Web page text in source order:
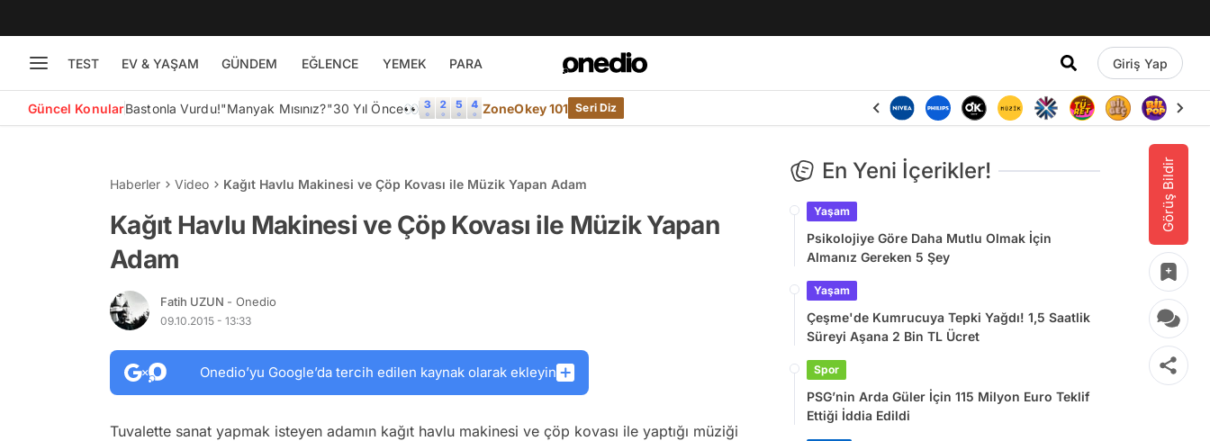
TEST EV & YAŞAM GÜNDEM EĞLENCE YEMEK PARA Giriş Yap
Güncel KonularBastonla Vurdu!"Manyak Mısınız?"30 Yıl Önce👀 ZoneOkey 101 Seri Diz
Görüş Bildir
Haberler Video Kağıt Havlu Makinesi ve Çöp Kovası ile Müzik Yapan Adam
Kağıt Havlu Makinesi ve Çöp Kovası ile Müzik Yapan
Adam
Fatih UZUN - Onedio
09.10.2015 - 13:33
Onedio’yu Google’da tercih edilen kaynak olarak ekleyin
Tuvalette sanat yapmak isteyen adamın kağıt havlu makinesi ve çöp kovası ile yaptığı müziği
En Yeni İçerikler!
Yaşam
Psikolojiye Göre Daha Mutlu Olmak İçin
Almanız Gereken 5 Şey
Yaşam
Çeşme'de Kumrucuya Tepki Yağdı! 1,5 Saatlik
Süreyi Aşana 2 Bin TL Ücret
Spor
PSG’nin Arda Güler İçin 115 Milyon Euro Teklif
Ettiği İddia Edildi